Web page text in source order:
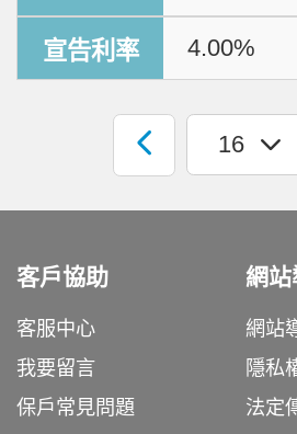
4.00%
客戶協助
客服中心
我要留言
保戶常見問題
網站
網站
隱私
法定